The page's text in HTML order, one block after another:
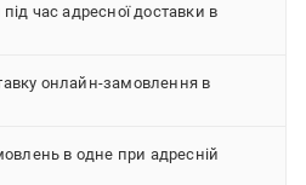
час адресної доставки в
онлайн-замовлення в
в одне при адресній